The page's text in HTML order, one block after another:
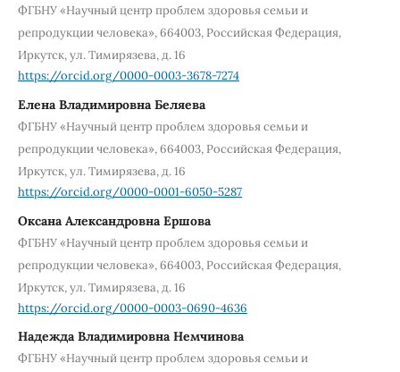
ФГБНУ «Научный центр проблем здоровья семьи и
репродукции человека», 664003, Российская Федерация,
Иркутск, ул. Тимирязева, д. 16
https://orcid.org/0000-0003-3678-7274
Елена Владимировна Беляева
ФГБНУ «Научный центр проблем здоровья семьи и
репродукции человека», 664003, Российская Федерация,
Иркутск, ул. Тимирязева, д. 16
https://orcid.org/0000-0001-6050-5287
Оксана Александровна Ершова
ФГБНУ «Научный центр проблем здоровья семьи и
репродукции человека», 664003, Российская Федерация,
Иркутск, ул. Тимирязева, д. 16
https://orcid.org/0000-0003-0690-4636
Надежда Владимировна Немчинова
ФГБНУ «Научный центр проблем здоровья семьи и